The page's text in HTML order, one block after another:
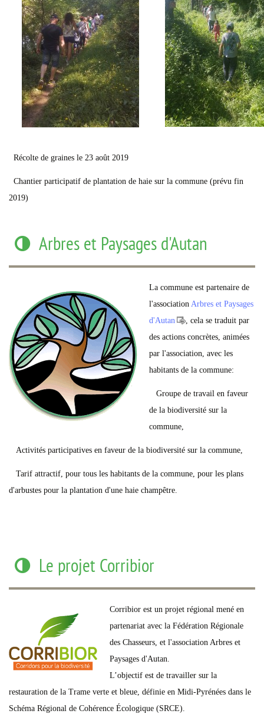
Récolte de graines le 23 août 2019
Chantier participatif de plantation de haie sur la commune (prévu fin
2019)
Arbres et Paysages d'Autan
La commune est partenaire de
l'association Arbres et Paysages
d'Autan
, cela se traduit par
des actions concrètes, animées
par l'association, avec les
habitants de la commune:
Groupe de travail en faveur
de la biodiversité sur la
commune,
Activités participatives en faveur de la biodiversité sur la commune,
Tarif attractif, pour tous les habitants de la commune, pour les plans
d'arbustes pour la plantation d'une haie champêtre.
Le projet Corribior
Corribior est un projet régional mené en
partenariat avec la Fédération Régionale
des Chasseurs, et l'association Arbres et
Paysages d'Autan.
L’objectif est de travailler sur la
restauration de la Trame verte et bleue, définie en Midi-Pyrénées dans le
Schéma Régional de Cohérence Écologique (SRCE).